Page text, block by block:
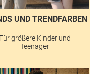
UND TRENDFARBEN
Für größere Kinder und
Teenager